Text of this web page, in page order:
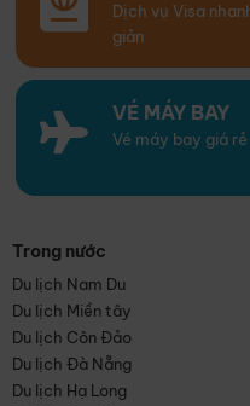
Dịch vụ Visa
giản
VÉ MÁY BAY
Vé máy bay giá
Trong nước
Du lịch Nam Du
Du lịch Miền tây
Du lịch Côn Đảo
Du lịch Đà Nẵng
Du lịch Hạ Long